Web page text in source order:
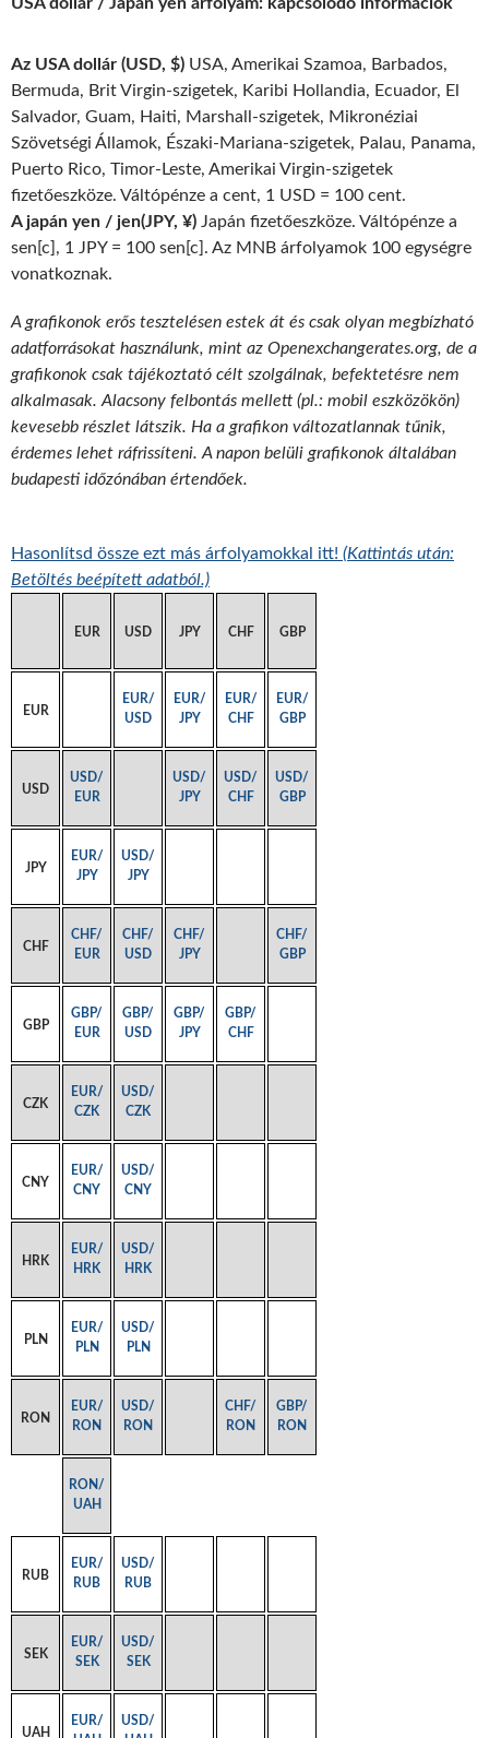
Az USA dollár (USD, $) USA, Amerikai Szamoa, Barbados,
Bermuda, Brit Virgin-szigetek, Karibi Hollandia, Ecuador, El
Salvador, Guam, Haiti, Marshall-szigetek, Mikronéziai
Szövetségi Államok, Északi-Mariana-szigetek, Palau, Panama,
Puerto Rico, Timor-Leste, Amerikai Virgin-szigetek
fizetőeszköze. Váltópénze a cent, 1 USD = 100 cent.
A japán yen / jen(JPY, ¥) Japán fizetőeszköze. Váltópénze a
sen[c], 1 JPY = 100 sen[c]. Az MNB árfolyamok 100 egységre
vonatkoznak.
A grafikonok erős tesztelésen estek át és csak olyan megbízható
adatforrásokat használunk, mint az Openexchangerates.org, de a
grafikonok csak tájékoztató célt szolgálnak, befektetésre nem
alkalmasak. Alacsony felbontás mellett (pl.: mobil eszközökön)
kevesebb részlet látszik. Ha a grafikon változatlannak tűnik,
érdemes lehet ráfrissíteni. A napon belüli grafikonok általában
budapesti időzónában értendőek.
Hasonlítsd össze ezt más árfolyamokkal itt! (Kattintás után:
Betöltés beépített adatból.)
EUR USD JPY CHF GBP
EUR
EUR/
USD
EUR/
JPY
EUR/
CHF
EUR/
GBP
USD
USD/
EUR
USD/
JPY
USD/
CHF
USD/
GBP
JPY
EUR/
JPY
USD/
JPY
CHF
CHF/
EUR
CHF/
USD
CHF/
JPY
CHF/
GBP
GBP
GBP/
EUR
GBP/
USD
GBP/
JPY
GBP/
CHF
CZK
EUR/
CZK
USD/
CZK
CNY
EUR/
CNY
USD/
CNY
HRK
EUR/
HRK
USD/
HRK
PLN
EUR/
PLN
USD/
PLN
RON
EUR/
RON
USD/
RON
CHF/
RON
GBP/
RON
RON/
UAH
RUB
EUR/
RUB
USD/
RUB
SEK
EUR/
SEK
USD/
SEK
UAH
EUR/
USD/